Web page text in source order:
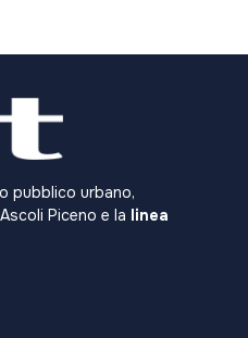
pubblico urbano,
Piceno e la linea